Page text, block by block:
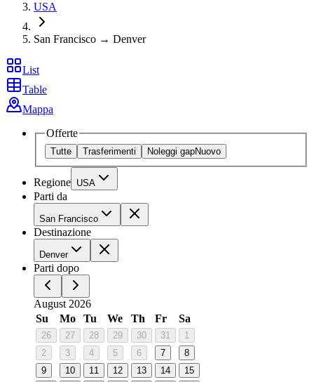
USA
San Francisco → Denver
List
Table
Mappa
Offerte
Tutte Trasferimenti Noleggi gapNuovo
Regione USA
Parti da
San Francisco
Destinazione
Denver
Parti dopo
August 2026
Su
Mo Tu We Th Fr Sa
26 27 28 29 30 31
1
2
3 4 5 6 7
8
9
10 11 12 13 14
15